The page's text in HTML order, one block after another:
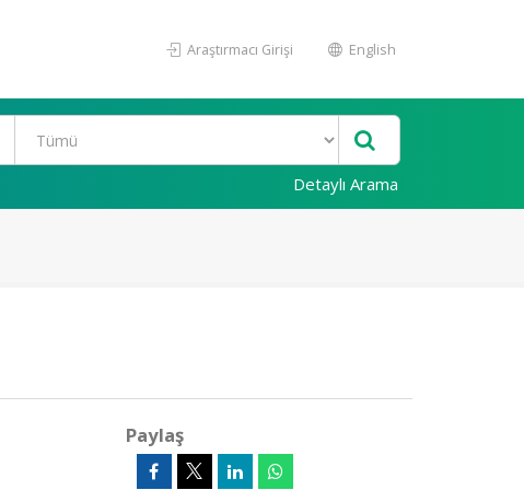
Araştırmacı Girişi English
Detaylı Arama
Paylaş